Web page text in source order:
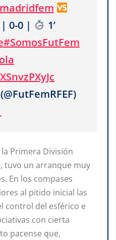
| 0-0 |
1’
#SomosFutFem
Primera División
tuvo un arranque muy
En los compases
al pitido inicial las
control del esférico e
con cierta
pacense que,